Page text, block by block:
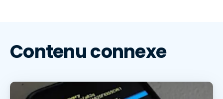
Contenu connexe